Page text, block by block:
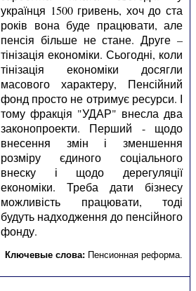
українця 1500 гривень, хоч до ста
років вона буде працювати, але
пенсія більше не стане. Друге –
тінізація економіки. Сьогодні, коли
тінізація економіки досягли
масового характеру, Пенсійний
фонд просто не отримує ресурси. І
тому фракція "УДАР" внесла два
законопроекти. Перший - щодо
внесення змін і зменшення
розміру єдиного соціального
внеску і щодо дерегуляції
економіки. Треба дати бізнесу
можливість працювати, тоді
будуть надходження до пенсійного
фонду.
Ключевые слова: Пенсионная реформа